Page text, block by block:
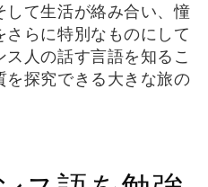
して生活が絡み合い、憧
らに特別なものにして
ス人の話す言語を知るこ
を探究できる大きな旅の